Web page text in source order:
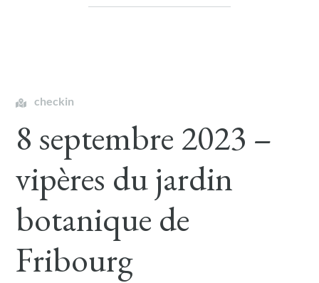
checkin
8 septembre 2023 –
vipères du jardin
botanique de
Fribourg